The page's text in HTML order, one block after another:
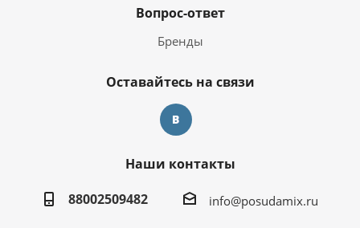
Вопрос-ответ
Бренды
Оставайтесь на связи
Наши контакты
88002509482
info@posudamix.ru